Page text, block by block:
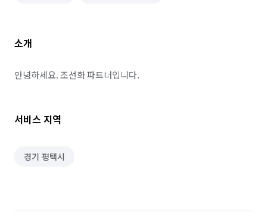
소개
안녕하세요. 조선화 파트너입니다.
서비스 지역
경기 평택시